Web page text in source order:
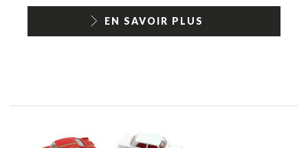
EN SAVOIR PLUS